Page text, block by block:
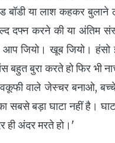
बॉडी या लाश कहकर बुलाने
दफ्न करने की या अंतिम
आप जियो। खूब जियो।
बहुत बुरा करते हो फिर भी
वाले जेस्चर बनाओ,
सबसे बड़ा घाटा नहीं है।
अंदर मरते हो।'